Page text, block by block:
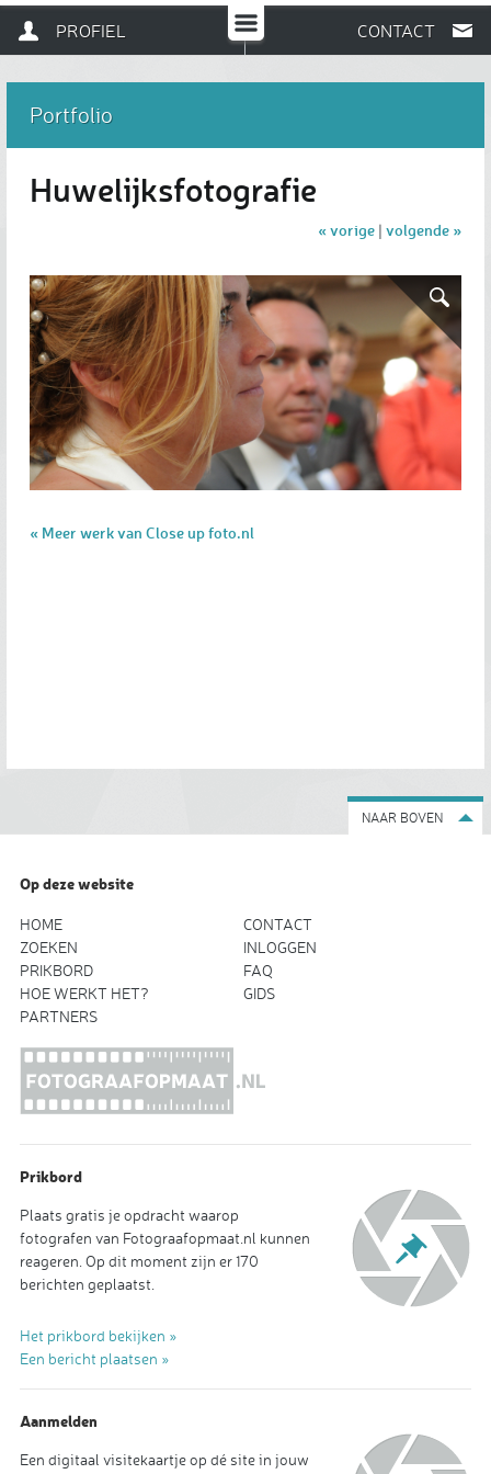
PROFIEL CONTACT
Portfolio
Huwelijksfotografie
« vorige| volgende »
« Meer werk van Close up foto.nl
NAAR BOVEN
Op deze website
HOME
CONTACT
ZOEKEN
INLOGGEN
PRIKBORD
FAQ
HOE WERKT HET?
GIDS
PARTNERS
Prikbord
Plaats gratis je opdracht waarop
fotografen van Fotograafopmaat.nl kunnen
reageren. Op dit moment zijn er 170
berichten geplaatst.
Het prikbord bekijken »
Een bericht plaatsen »
Aanmelden
Een digitaal visitekaartje op dé site in jouw